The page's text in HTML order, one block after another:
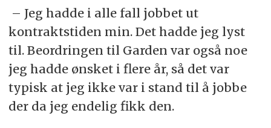
– Jeg hadde i alle fall jobbet ut
kontraktstiden min. Det hadde jeg lyst
til. Beordringen til Garden var også noe
jeg hadde ønsket i flere år, så det var
typisk at jeg ikke var i stand til å jobbe
der da jeg endelig fikk den.